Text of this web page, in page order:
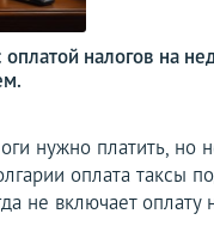
оплатой налогов на
нужно платить, но
оплата таксы
не включает оплату